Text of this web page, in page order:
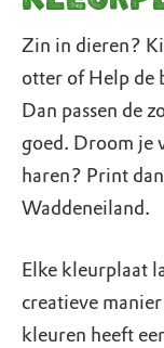
Zin in dieren?
otter of Help de
Dan passen de
goed. Droom je
haren? Print
Waddeneiland.
Elke kleurplaat
creatieve
kleuren heeft